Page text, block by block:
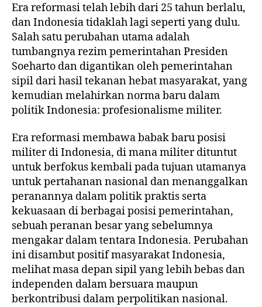
Era reformasi telah lebih dari 25 tahun berlalu,
dan Indonesia tidaklah lagi seperti yang dulu.
Salah satu perubahan utama adalah
tumbangnya rezim pemerintahan Presiden
Soeharto dan digantikan oleh pemerintahan
sipil dari hasil tekanan hebat masyarakat, yang
kemudian melahirkan norma baru dalam
politik Indonesia: profesionalisme militer.
Era reformasi membawa babak baru posisi
militer di Indonesia, di mana militer dituntut
untuk berfokus kembali pada tujuan utamanya
untuk pertahanan nasional dan menanggalkan
peranannya dalam politik praktis serta
kekuasaan di berbagai posisi pemerintahan,
sebuah peranan besar yang sebelumnya
mengakar dalam tentara Indonesia. Perubahan
ini disambut positif masyarakat Indonesia,
melihat masa depan sipil yang lebih bebas dan
independen dalam bersuara maupun
berkontribusi dalam perpolitikan nasional.